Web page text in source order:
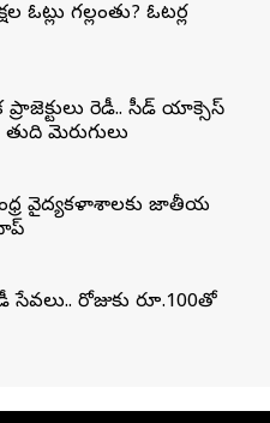
ఓట్లు గల్లంతు? ఓటర్ల
రెడీ.. సీడ్‌ యాక్సెస్‌
తుది మెరుగులు
వైద్యకళాశాలకు జాతీయ
రోజుకు రూ.100తో